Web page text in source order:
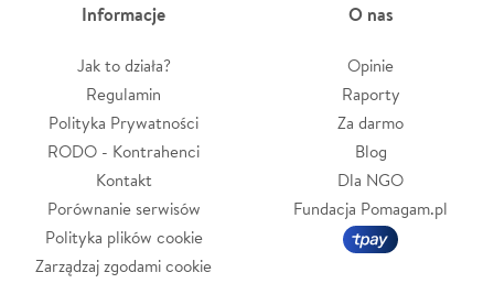
Informacje
Jak to działa?
Regulamin
Polityka Prywatności
RODO - Kontrahenci
Kontakt
Porównanie serwisów
Polityka plików cookie
Zarządzaj zgodami cookie
O nas
Opinie
Raporty
Za darmo
Blog
Dla NGO
Fundacja Pomagam.pl